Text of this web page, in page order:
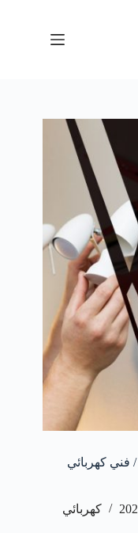
كهربائي ضاحية عبدالله السالم / 52227334 / فني كهربائي
كهربائي